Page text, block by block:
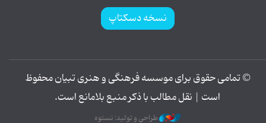
نسخه دسکتاپ
© تمامی حقوق برای موسسه فرهنگی و هنری تبیان محفوظ
است | نقل مطالب با ذکر منبع بلامانع است.
طراحی و تولید: نستوه